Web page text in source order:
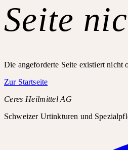
Seite
Die angeforderte Seite existiert nicht
Zur Startseite
Ceres Heilmittel AG
Schweizer Urtinkturen und